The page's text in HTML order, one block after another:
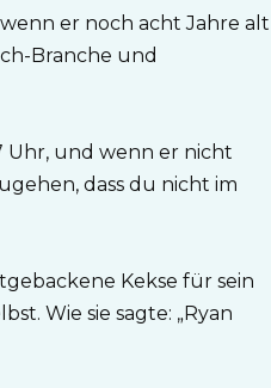
er noch acht Jahre alt
Branche und
Uhr, und wenn er nicht
dass du nicht im
Kekse für sein
Wie sie sagte: „Ryan